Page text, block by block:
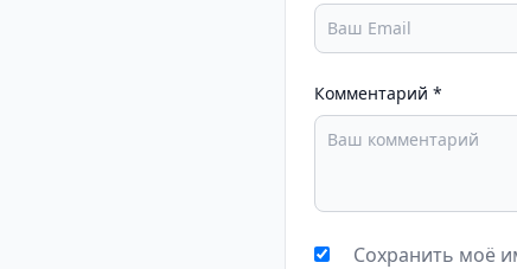
Комментарий *
Сохранить моё